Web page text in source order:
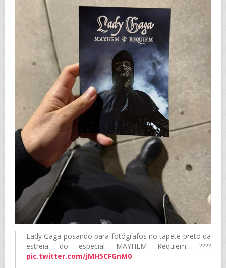
Lady Gaga posando para fotógrafos no tapete preto da
estreia do especial MAYHEM Requiem. ????
pic.twitter.com/jMH5CFGnM0